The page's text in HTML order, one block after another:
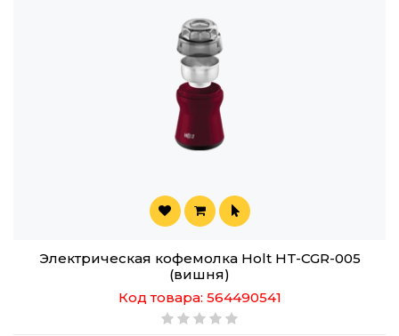
Электрическая кофемолка Holt HT-CGR-005
(вишня)
Код товара: 564490541